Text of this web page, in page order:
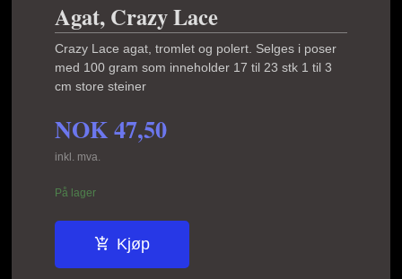
Agat, Crazy Lace
Crazy Lace agat, tromlet og polert. Selges i poser
med 100 gram som inneholder 17 til 23 stk 1 til 3
cm store steiner
NOK47,50
inkl. mva.
På lager
Kjøp